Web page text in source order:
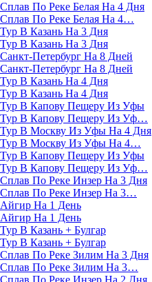
Сплав По Реке Белая На 4 Дня
Сплав По Реке Белая На 4…
Тур В Казань На 3 Дня
Тур В Казань На 3 Дня
Санкт-Петербург На 8 Дней
Санкт-Петербург На 8 Дней
Тур В Казань На 4 Дня
Тур В Казань На 4 Дня
Тур В Капову Пещеру Из Уфы
Тур В Капову Пещеру Из Уф…
Тур В Москву Из Уфы На 4 Дня
Тур В Москву Из Уфы На 4…
Тур В Капову Пещеру Из Уфы
Тур В Капову Пещеру Из Уф…
Сплав По Реке Инзер На 3 Дня
Сплав По Реке Инзер На 3…
Айгир На 1 День
Айгир На 1 День
Тур В Казань + Булгар
Тур В Казань + Булгар
Сплав По Реке Зилим На 3 Дня
Сплав По Реке Зилим На 3…